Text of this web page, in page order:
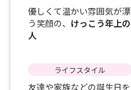
優しくて温かい雰囲気が漂
う笑顔の、 けっこう年上の
人
ライフスタイル
友達や家族などの誕生日を